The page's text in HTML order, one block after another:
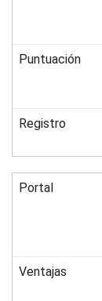
Puntuación
Registro
Portal
Ventajas